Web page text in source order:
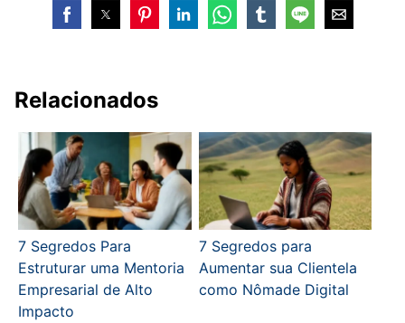
Relacionados
7 Segredos Para
Estruturar uma Mentoria
Empresarial de Alto
Impacto
7 Segredos para
Aumentar sua Clientela
como Nômade Digital